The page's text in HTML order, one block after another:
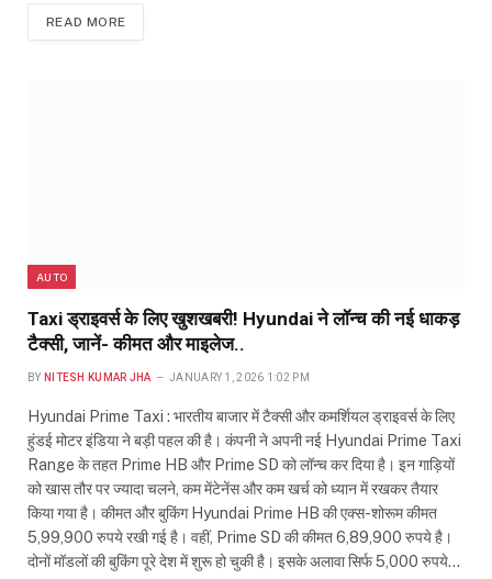
READ MORE
AUTO
Taxi ड्राइवर्स के लिए खुशखबरी! Hyundai ने लॉन्च की नई धाकड़
टैक्सी, जानें- कीमत और माइलेज..
BY NITESH KUMAR JHA JANUARY 1, 2026 1:02 PM
Hyundai Prime Taxi : भारतीय बाजार में टैक्सी और कमर्शियल ड्राइवर्स के लिए
हुंडई मोटर इंडिया ने बड़ी पहल की है। कंपनी ने अपनी नई Hyundai Prime Taxi
Range के तहत Prime HB और Prime SD को लॉन्च कर दिया है। इन गाड़ियों
को खास तौर पर ज्यादा चलने, कम मेंटेनेंस और कम खर्च को ध्यान में रखकर तैयार
किया गया है। कीमत और बुकिंग Hyundai Prime HB की एक्स-शोरूम कीमत
5,99,900 रुपये रखी गई है। वहीं, Prime SD की कीमत 6,89,900 रुपये है।
दोनों मॉडलों की बुकिंग पूरे देश में शुरू हो चुकी है। इसके अलावा सिर्फ 5,000 रुपये…